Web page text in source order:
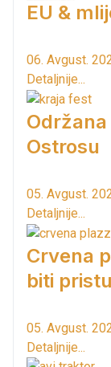
EU &
06. Avgust.
Detaljnije...
Održana
Ostrosu
05. Avgust.
Detaljnije...
Crvena
biti
05. Avgust.
Detaljnije...